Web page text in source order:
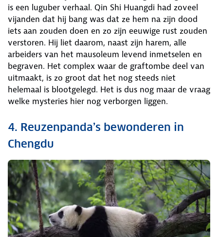
is een luguber verhaal. Qin Shi Huangdi had zoveel
vijanden dat hij bang was dat ze hem na zijn dood
iets aan zouden doen en zo zijn eeuwige rust zouden
verstoren. Hij liet daarom, naast zijn harem, alle
arbeiders van het mausoleum levend inmetselen en
begraven. Het complex waar de graftombe deel van
uitmaakt, is zo groot dat het nog steeds niet
helemaal is blootgelegd. Het is dus nog maar de vraag
welke mysteries hier nog verborgen liggen.
4. Reuzenpanda’s bewonderen in
Chengdu